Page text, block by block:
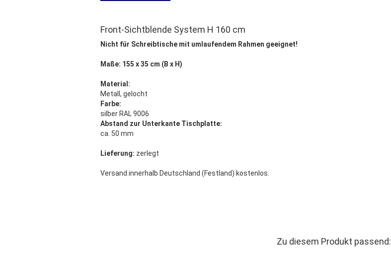
Front-Sichtblende System H 160 cm
Nicht für Schreibtische mit umlaufendem Rahmen geeignet!
Maße: 155 x 35 cm (B x H)
Material:
Metall, gelocht
Farbe:
silber RAL 9006
Abstand zur Unterkante Tischplatte:
ca. 50 mm
Lieferung: zerlegt
Versand innerhalb Deutschland (Festland) kostenlos.
Zu diesem Produkt passend: